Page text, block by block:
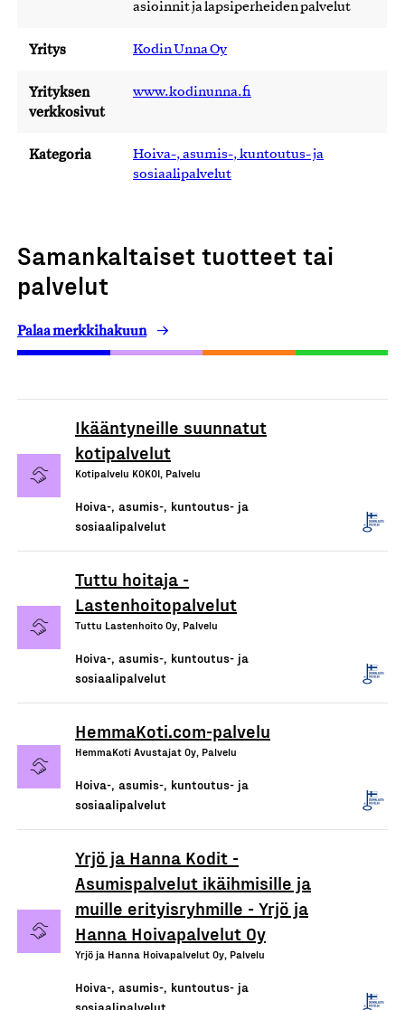
asioinnit ja lapsiperheiden palvelut
Yritys Kodin Unna Oy
Yrityksen
verkkosivut
www.kodinunna.fi
Kategoria
Hoiva-, asumis-, kuntoutus- ja
sosiaalipalvelut
Samankaltaiset tuotteet tai
palvelut
Palaa merkkihakuun
Ikääntyneille suunnatut
kotipalvelut
Kotipalvelu KOKOI, Palvelu
Hoiva-, asumis-, kuntoutus- ja
sosiaalipalvelut
Tuttu hoitaja -
Lastenhoitopalvelut
Tuttu Lastenhoito Oy, Palvelu
Hoiva-, asumis-, kuntoutus- ja
sosiaalipalvelut
HemmaKoti.com-palvelu
HemmaKoti Avustajat Oy, Palvelu
Hoiva-, asumis-, kuntoutus- ja
sosiaalipalvelut
Yrjö ja Hanna Kodit -
Asumispalvelut ikäihmisille ja
muille erityisryhmille - Yrjö ja
Hanna Hoivapalvelut Oy
Yrjö ja Hanna Hoivapalvelut Oy, Palvelu
Hoiva-, asumis-, kuntoutus- ja
sosiaalipalvelut